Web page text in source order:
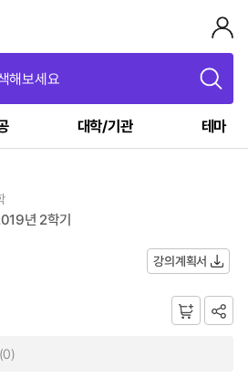
해보세요
대학/기관 테마
년 2학기
강의계획서
(0)